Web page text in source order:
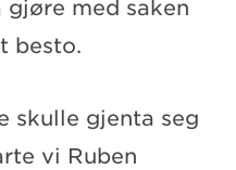
med saken
besto.
skulle gjenta seg
vi Ruben